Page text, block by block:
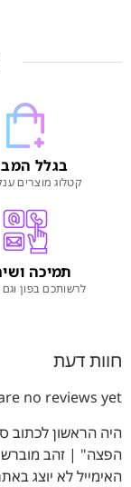
בגלל
קטלוג מוצרים
תמיכה
לרשותכם בפון וגם
חוות דעת
no reviews yet
היה הראשון לכתוב
הפצה" | זהב מוברש |
האימייל לא יוצג